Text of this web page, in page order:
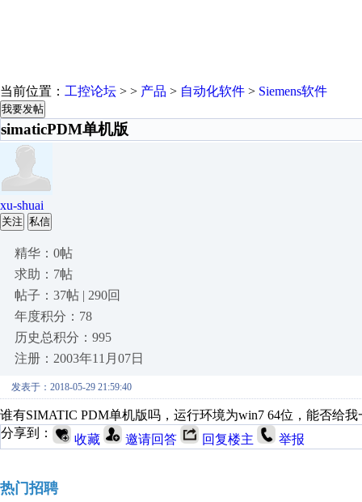
当前位置： 工控论坛 > > 产品 > 自动化软件 > Siemens软件
我要发帖
simaticPDM单机版
xu-shuai
关注 私信
精华：0帖
求助：7帖
帖子：37帖 | 290回
年度积分：78
历史总积分：995
注册：2003年11月07日
发表于：2018-05-29 21:59:40
谁有SIMATIC PDM单机版吗，运行环境为win7 64位，能否给
分享到：
收藏 邀请回答 回复楼主 举报
热门招聘